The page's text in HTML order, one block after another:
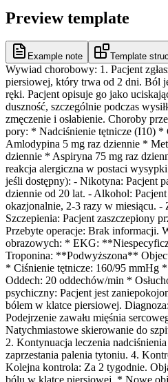
Preview template
Example note Template
Wywiad chorobowy: 1. Pacjent
piersiowej, który trwa od 2 dni. Ból
ręki. Pacjent opisuje go jako
duszność, szczególnie podczas
zmęczenie i osłabienie. Choroby
pory: * Nadciśnienie tętnicze (I10)
Amlodypina 5 mg raz dziennie *
dziennie * Aspiryna 75 mg raz
reakcja alergiczna w postaci
jeśli dostępny): - Nikotyna: Pacjent
dziennie od 20 lat. - Alkohol:
okazjonalnie, 2-3 razy w miesiącu.
Szczepienia: Pacjent zaszczepiony
Przebyte operacje: Brak informacji.
obrazowych: * EKG:
Troponina: **Podwyższona**
* Ciśnienie tętnicze: 160/95 mmHg
Oddech: 20 oddechów/min *
psychiczny: Pacjent jest
bólem w klatce piersiowej.
Podejrzenie zawału mięśnia
Natychmiastowe skierowanie do
2. Kontynuacja leczenia
zaprzestania palenia tytoniu. 4.
Kolejna kontrola: Za 2 tygodnie.